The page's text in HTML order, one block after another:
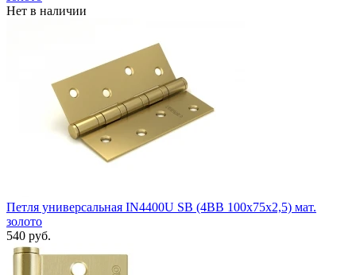
Нет в наличии
Петля универсальная IN4400U SB (4BB 100x75x2,5) мат.
золото
540 руб.